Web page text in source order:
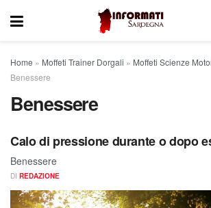
Home » Moffeti Trainer Dorgali » Moffeti Scienze
Benessere
Benessere
Calo di pressione durante o dopo
Benessere
DI REDAZIONE